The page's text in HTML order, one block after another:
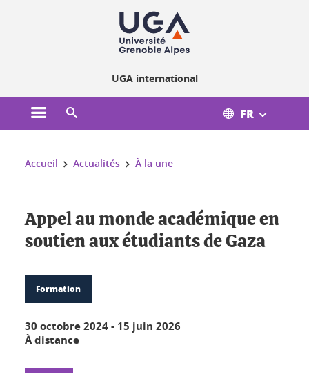
UGA international
Ouvrir le menu principal FR
Vous êtes ici :
Accueil Actualités À la une
Appel au monde académique en
soutien aux étudiants de Gaza
Formation
30 octobre 2024- 15 juin 2026
À distance